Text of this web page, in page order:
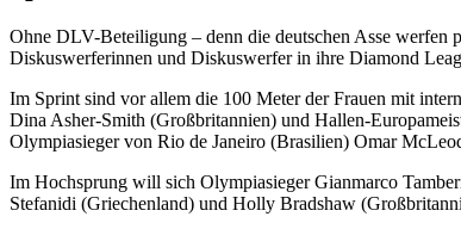
Ohne DLV-Beteiligung – denn die deutschen Asse werfen
Diskuswerferinnen und Diskuswerfer in ihre Diamond
Im Sprint sind vor allem die 100 Meter der Frauen mit
Dina Asher-Smith (Großbritannien) und Hallen-
Olympiasieger von Rio de Janeiro (Brasilien) Omar
Im Hochsprung will sich Olympiasieger Gianmarco
Stefanidi (Griechenland) und Holly Bradshaw